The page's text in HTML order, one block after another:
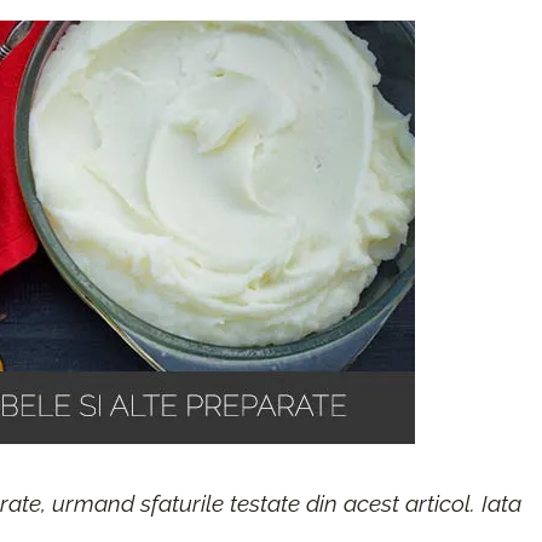
urmand sfaturile testate din acest articol. Iata